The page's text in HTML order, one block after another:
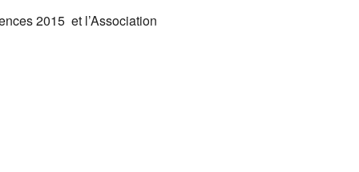
2015 et l’Association